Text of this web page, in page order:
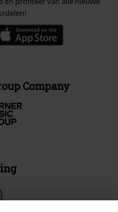
Company